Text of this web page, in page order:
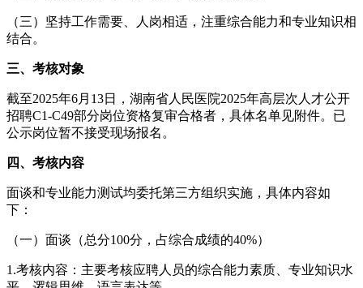
（三）坚持工作需要、人岗相适，注重综合能力和专业知识相
结合。
三、考核对象
截至2025年6月13日，湖南省人民医院2025年高层次人才公开
招聘C1-C49部分岗位资格复审合格者，具体名单见附件。已
公示岗位暂不接受现场报名。
四、考核内容
面谈和专业能力测试均委托第三方组织实施，具体内容如
下：
（一）面谈（总分100分，占综合成绩的40%）
1.考核内容：主要考核应聘人员的综合能力素质、专业知识水